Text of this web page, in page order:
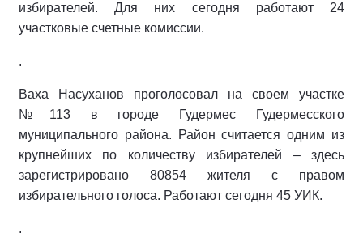
избирателей. Для них сегодня работают 24
участковые счетные комиссии.
.
Ваха Насуханов проголосовал на своем участке
№113 в городе Гудермес Гудермесского
муниципального района. Район считается одним из
крупнейших по количеству избирателей – здесь
зарегистрировано 80854 жителя с правом
избирательного голоса. Работают сегодня 45 УИК.
.